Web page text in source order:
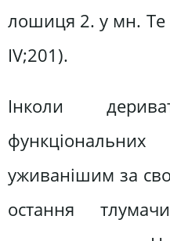
лошиця 2. у мн.
IV;201).
Інколи
уживанішим за
остання